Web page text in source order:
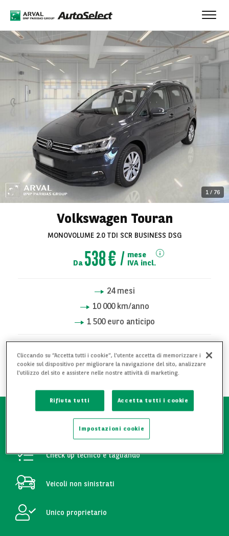
1 / 76
Volkswagen Touran
MONOVOLUME 2.0 TDI SCR BUSINESS DSG
Da 538 €
mese
IVA incl.
24mesi
10 000km/anno
1 500 euro anticipo
RICHIEDI INFORMAZIONI
AGGIUNGI AI PREFERITI
Attestato manutentivo
Check up tecnico e tagliando
Veicoli non sinistrati
Unico proprietario
Cliccando su “Accetta tutti i cookie”, l'utente accetta di memorizzare i
cookie sul dispositivo per migliorare la navigazione del sito, analizzare
l'utilizzo del sito e assistere nelle nostre attività di marketing.
Rifiuta tutti Accetta tutti i cookie
Impostazioni cookie